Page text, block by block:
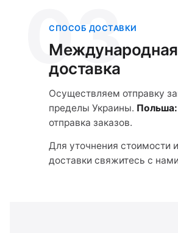
03
СПОСОБ ДОСТАВКИ
Международная
доставка
Осуществляем отправку
пределы Украины. Польша:
отправка заказов.
Для уточнения стоимости
доставки свяжитесь с